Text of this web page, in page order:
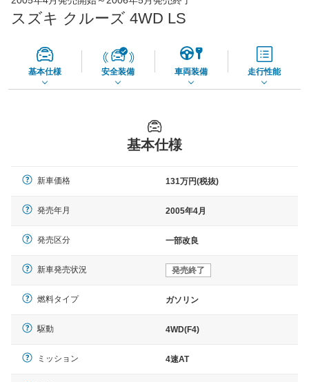
円
スズキ クルーズ 4WD LS
基本仕様 安全装備 車両装備 走行性能
基本仕様
新車価格 131万円(税抜)
発売年月 2005年4月
発売区分 一部改良
新車発売状況 発売終了
燃料タイプ ガソリン
駆動 4WD(F4)
ミッション 4速AT